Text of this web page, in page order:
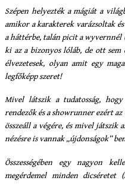
Szépen helyezték a mágiát a
amikor a karakterek varázsoltak
a háttérbe, talán picit a
ki az a bizonyos lóláb, de ott sem
élvezetesek, olyan amit egy
legfőképp szeret!
Mivel látszik a tudatosság,
rendezők és a showrunner ezért az
összeáll a végére, és mivel játszik
nézésre is vannak „újdonságok”
Összességében egy nagyon
megérdemel minden dicséretet